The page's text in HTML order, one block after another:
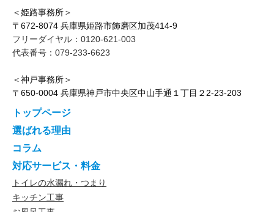
＜姫路事務所＞
〒672-8074 兵庫県姫路市飾磨区加茂414-9
フリーダイヤル：0120-621-003
代表番号：079-233-6623
＜神戸事務所＞
〒650-0004 兵庫県神戸市中央区中山手通１丁目２2-23-203
トップページ
選ばれる理由
コラム
対応サービス・料金
トイレの水漏れ・つまり
キッチン工事